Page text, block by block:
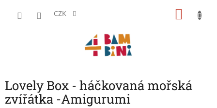
CZK
Lovely Box - háčkovaná mořská
zvířátka -Amigurumi